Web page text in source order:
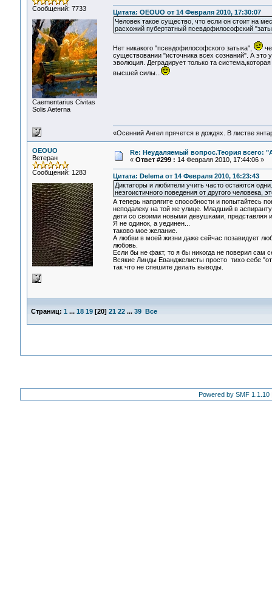
Сообщений: 7733
Сaementarius Civitas
Solis Aeterna
Цитата: OEOUO от 14 Февраля 2010, 17:30:07
Человек такое существо, что если он стоит на
расхожий пубертатный псевдофилософский
Нет никакого "псевдофилософского затыка",
существовании "источника всех сознаний". А это
эволюция. Деградирует только та
высшей силы...
«Осенний Ангел прячется в дождях. В листве
OEOUO
Ветеран
Сообщений: 1283
Re: Неудаляемый вопрос.Теория всего:
« Ответ #299 : 14 Февраля 2010, 17:44:06 »
Цитата: Delema от 14 Февраля 2010, 16:23:43
Диктаторы и любители учить часто остаются
неэгоистичного поведения от другого человека,
А теперь напрягите способности и попытайтесь
неподалеку на той же улице. Младший в
дети со своими новыми девушками, представляя
Я не одинок, а уединен...
таково мое желание.
А любви в моей жизни даже сейчас позавидует
любовь.
Если бы не факт, то я бы никогда не поверил сам
Всякие Линды Еванджелисты просто тихо себе
так что не спешите делать выводы.
Страниц: 1 ... 18 19[20] 21 22 ... 39 Все
Powered by SMF 1.1.10